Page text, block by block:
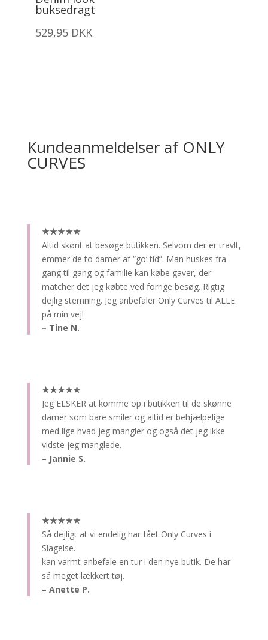
buksedragt
529,95 DKK
Kundeanmeldelser af ONLY
CURVES
★★★★★
Altid skønt at besøge butikken. Selvom der er travlt,
emmer de to damer af “go’ tid”. Man huskes fra
gang til gang og familie kan købe gaver, der
matcher det jeg købte ved forrige besøg. Rigtig
dejlig stemning. Jeg anbefaler Only Curves til ALLE
på min vej!
– Tine N.
★★★★★
Jeg ELSKER at komme op i butikken til de skønne
damer som bare smiler og altid er behjælpelige
med lige hvad jeg mangler og også det jeg ikke
vidste jeg manglede.
– Jannie S.
★★★★★
Så dejligt at vi endelig har fået Only Curves i
Slagelse.
kan varmt anbefale en tur i den nye butik. De har
så meget lækkert tøj.
– Anette P.